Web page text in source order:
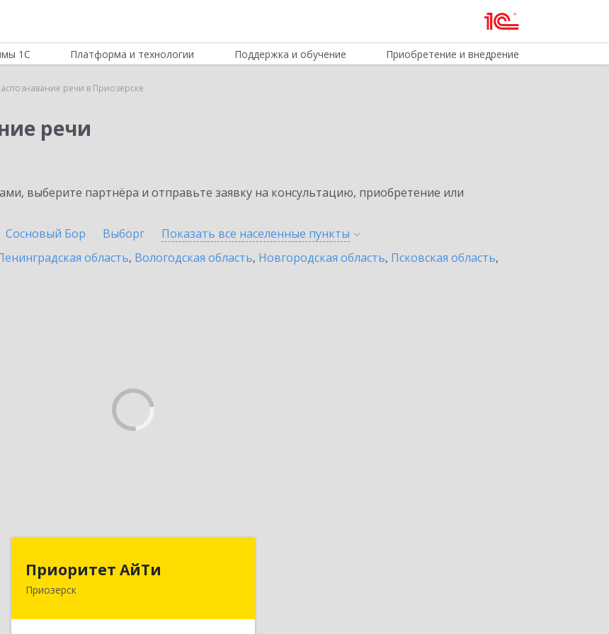
1С Платформа и технологии Поддержка и обучение Приобретение и внедрение
речи в Приозерске
речи
выберите партнёра и отправьте заявку на консультацию, приобретение или
Сосновый Бор Выборг Показать все населенные пункты
область, Вологодская область, Новгородская область, Псковская область,
Приоритет АйТи
Приозерск
Приоритет АйТи